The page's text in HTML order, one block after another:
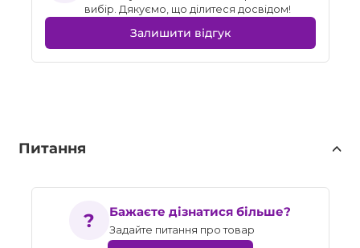
вибір. Дякуємо, що ділитеся досвідом!
Залишити відгук
Питання
Бажаєте дізнатися більше?
Задайте питання про товар